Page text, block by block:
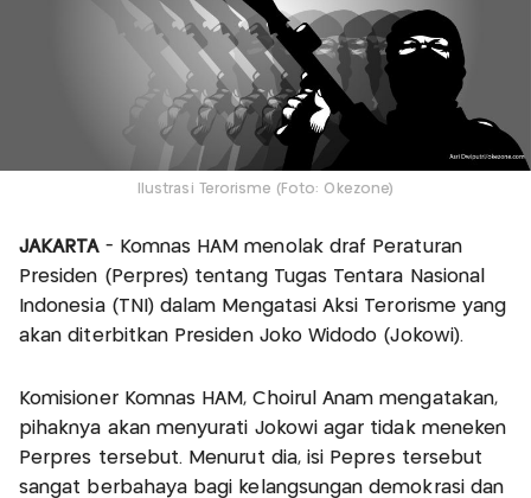
Ilustrasi Terorisme (Foto: Okezone)
JAKARTA- Komnas HAM menolak draf Peraturan
Presiden (Perpres) tentang Tugas Tentara Nasional
Indonesia (TNI) dalam Mengatasi Aksi Terorisme yang
akan diterbitkan Presiden Joko Widodo (Jokowi).
Komisioner Komnas HAM, Choirul Anam mengatakan,
pihaknya akan menyurati Jokowi agar tidak meneken
Perpres tersebut. Menurut dia, isi Pepres tersebut
sangat berbahaya bagi kelangsungan demokrasi dan